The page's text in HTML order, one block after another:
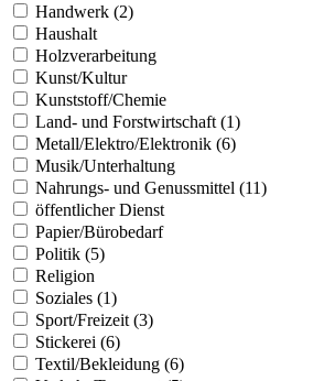
Handwerk (2)
Haushalt
Holzverarbeitung
Kunst/Kultur
Kunststoff/Chemie
Land- und Forstwirtschaft (1)
Metall/Elektro/Elektronik (6)
Musik/Unterhaltung
Nahrungs- und Genussmittel (11)
öffentlicher Dienst
Papier/Bürobedarf
Politik (5)
Religion
Soziales (1)
Sport/Freizeit (3)
Stickerei (6)
Textil/Bekleidung (6)